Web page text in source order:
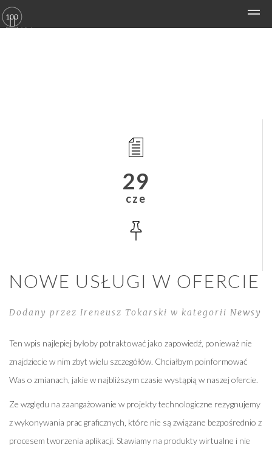
29
cze
NOWE USŁUGI W OFERCIE
Dodany przez Ireneusz Tokarski w kategorii Newsy
Ten wpis najlepiej byłoby potraktować jako zapowiedź, ponieważ nie
znajdziecie w nim zbyt wielu szczegółów. Chciałbym poinformować
Was o zmianach, jakie w najbliższym czasie wystąpią w naszej ofercie.
Ze względu na zaangażowanie w projekty technologiczne rezygnujemy
z wykonywania prac graficznych, które nie są związane bezpośrednio z
procesem tworzenia aplikacji. Stawiamy na produkty wirtualne i nie